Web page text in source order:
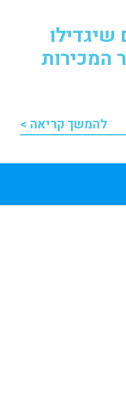
שיגדילו
המכירות
להמשך קריאה >